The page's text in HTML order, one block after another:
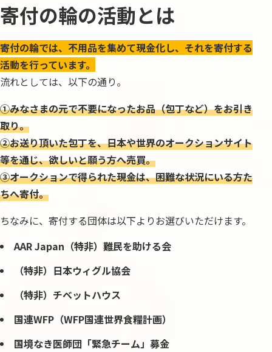
寄付の輪の活動とは
寄付の輪では、不用品を集めて現金化し、それを寄付する
活動を行っています。
流れとしては、以下の通り。
①みなさまの元で不要になったお品（包丁など）をお引き
取り。
②お送り頂いた包丁を、日本や世界のオークションサイト
等を通じ、欲しいと願う方へ売買。
③オークションで得られた現金は、困難な状況にいる方た
ちへ寄付。
ちなみに、寄付する団体は以下よりお選びいただけます。
AAR Japan（特非）難民を助ける会
（特非）日本ウィグル協会
（特非）チベットハウス
国連WFP（WFP国連世界食糧計画）
国境なき医師団「緊急チーム」募金